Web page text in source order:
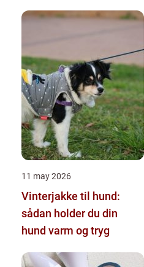
11 may 2026
Vinterjakke til hund:
sådan holder du din
hund varm og tryg